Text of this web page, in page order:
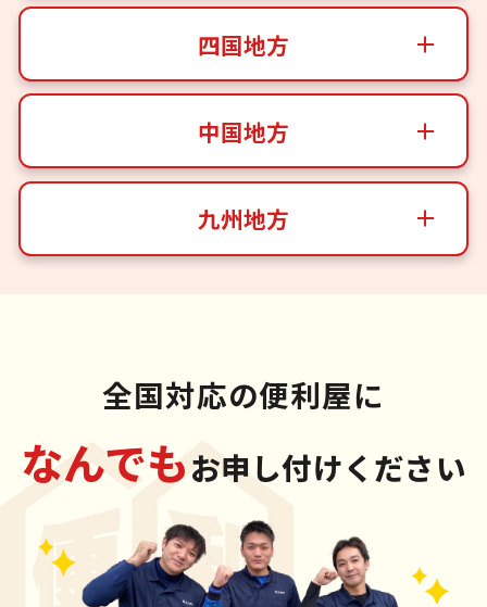
四国地方
中国地方
九州地方
全国対応の便利屋に
なんでもお申し付けください